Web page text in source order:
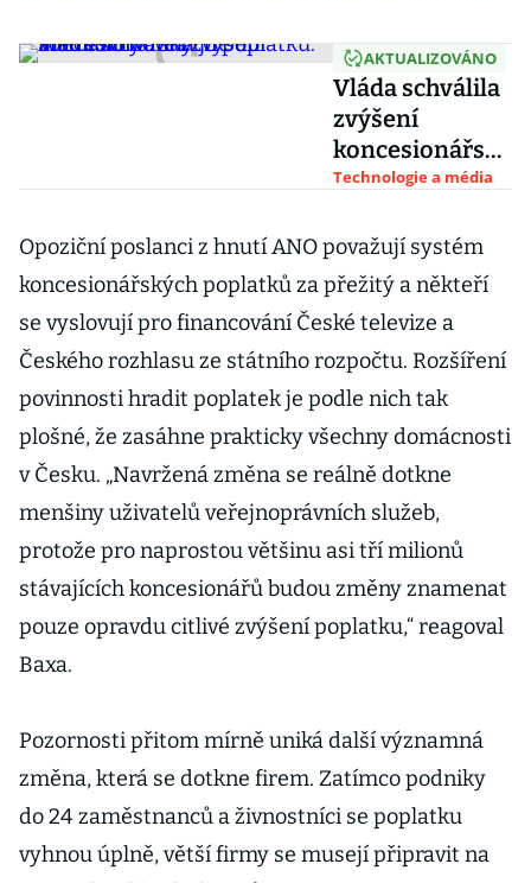
AKTUALIZOVÁNO
Vláda schválila
zvýšení
koncesionářský
ch poplatků.
jde do
Sněmovny
Technologie a média
Opoziční poslanci z hnutí ANO považují systém
koncesionářských poplatků za přežitý a někteří
se vyslovují pro financování České televize a
Českého rozhlasu ze státního rozpočtu. Rozšíření
povinnosti hradit poplatek je podle nich tak
plošné, že zasáhne prakticky všechny domácnosti
v Česku. „Navržená změna se reálně dotkne
menšiny uživatelů veřejnoprávních služeb,
protože pro naprostou většinu asi tří milionů
stávajících koncesionářů budou změny znamenat
pouze opravdu citlivé zvýšení poplatku,“ reagoval
Baxa.
Pozornosti přitom mírně uniká další významná
změna, která se dotkne firem. Zatímco podniky
do 24 zaměstnanců a živnostníci se poplatku
vyhnou úplně, větší firmy se musejí připravit na